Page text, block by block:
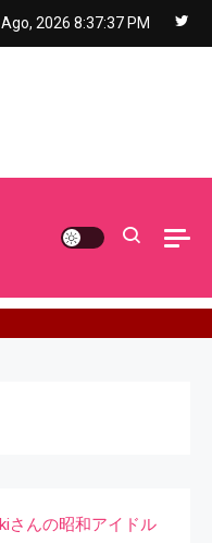
2026 8:37:38 PM
さんの昭和アイドル